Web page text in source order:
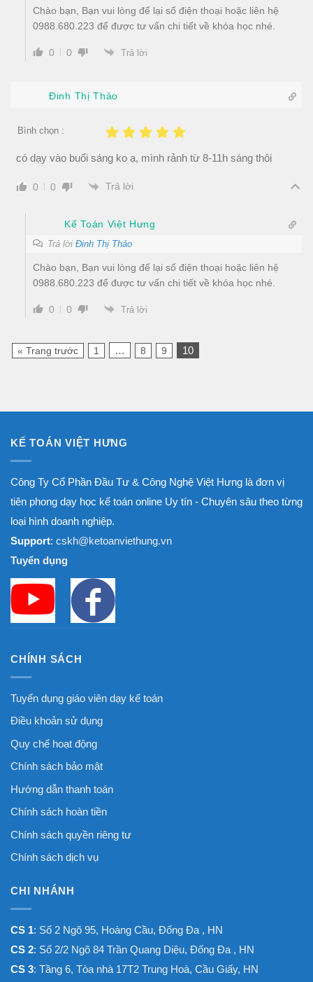
Chào bạn, Bạn vui lòng để lại số điện thoại hoặc liên hệ
0988.680.223 để được tư vấn chi tiết về khóa học nhé.
0 0 Trả lời
Đinh Thị Thảo
Bình chọn :
có dạy vào buổi sáng ko ạ, mình rảnh từ 8-11h sáng thôi
0 0 Trả lời
Kế Toán Việt Hưng
Trả lời Đinh Thị Thảo
Chào bạn, Bạn vui lòng để lại số điện thoại hoặc liên hệ
0988.680.223 để được tư vấn chi tiết về khóa học nhé.
0 0 Trả lời
« Trang trước 1 … 8 9 10
KẾ TOÁN VIỆT HƯNG
Công Ty Cổ Phần Đầu Tư & Công Nghệ Việt Hưng là đơn vị
tiên phong dạy học kế toán online Uy tín - Chuyên sâu theo từng
loại hình doanh nghiệp.
Support: cskh@ketoanviethung.vn
Tuyển dụng
CHÍNH SÁCH
Tuyển dụng giáo viên dạy kế toán
Điều khoản sử dụng
Quy chế hoạt động
Chính sách bảo mật
Hướng dẫn thanh toán
Chính sách hoàn tiền
Chính sách quyền riêng tư
Chính sách dịch vụ
CHI NHÁNH
CS 1: Số 2 Ngõ 95, Hoàng Cầu, Đống Đa , HN
CS 2: Số 2/2 Ngõ 84 Trần Quang Diệu, Đống Đa , HN
CS 3: Tầng 6, Tòa nhà 17T2 Trung Hoà, Cầu Giấy, HN